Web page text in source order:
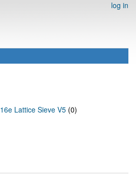
log in
16e Lattice Sieve V5 (0)